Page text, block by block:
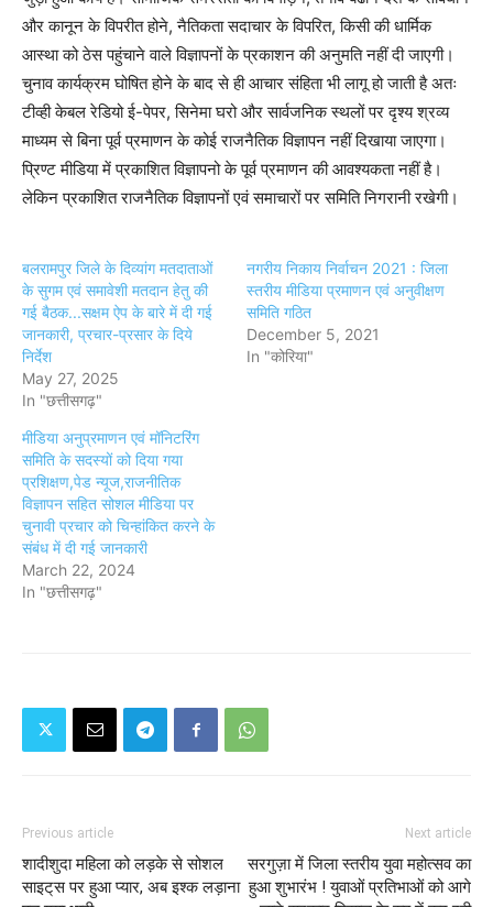
और कानून के विपरीत होने, नैतिकता सदाचार के विपरित, किसी की धार्मिक
आस्था को ठेस पहुंचाने वाले विज्ञापनों के प्रकाशन की अनुमति नहीं दी जाएगी।
चुनाव कार्यक्रम घोषित होने के बाद से ही आचार संहिता भी लागू हो जाती है अतः
टीव्ही केबल रेडियो ई-पेपर, सिनेमा घरो और सार्वजनिक स्थलों पर दृश्य श्रव्य
माध्यम से बिना पूर्व प्रमाणन के कोई राजनैतिक विज्ञापन नहीं दिखाया जाएगा।
प्रिण्ट मीडिया में प्रकाशित विज्ञापनो के पूर्व प्रमाणन की आवश्यकता नहीं है।
लेकिन प्रकाशित राजनैतिक विज्ञापनों एवं समाचारों पर समिति निगरानी रखेगी।
बलरामपुर जिले के दिव्यांग मतदाताओं
के सुगम एवं समावेशी मतदान हेतु की
गई बैठक...सक्षम ऐप के बारे में दी गई
जानकारी, प्रचार-प्रसार के दिये
निर्देश
May 27, 2025
In "छत्तीसगढ़"
नगरीय निकाय निर्वाचन 2021 : जिला
स्तरीय मीडिया प्रमाणन एवं अनुवीक्षण
समिति गठित
December 5, 2021
In "कोरिया"
मीडिया अनुप्रमाणन एवं मॉनिटरिंग
समिति के सदस्यों को दिया गया
प्रशिक्षण,पेड न्यूज,राजनीतिक
विज्ञापन सहित सोशल मीडिया पर
चुनावी प्रचार को चिन्हांकित करने के
संबंध में दी गई जानकारी
March 22, 2024
In "छत्तीसगढ़"
Previous article
शादीशुदा महिला को लड़के से सोशल
साइट्‌स पर हुआ प्यार, अब इश्क लड़ाना
Next article
सरगुज़ा में जिला स्तरीय युवा महोत्सव का
हुआ शुभारंभ ! युवाओं प्रतिभाओं को आगे